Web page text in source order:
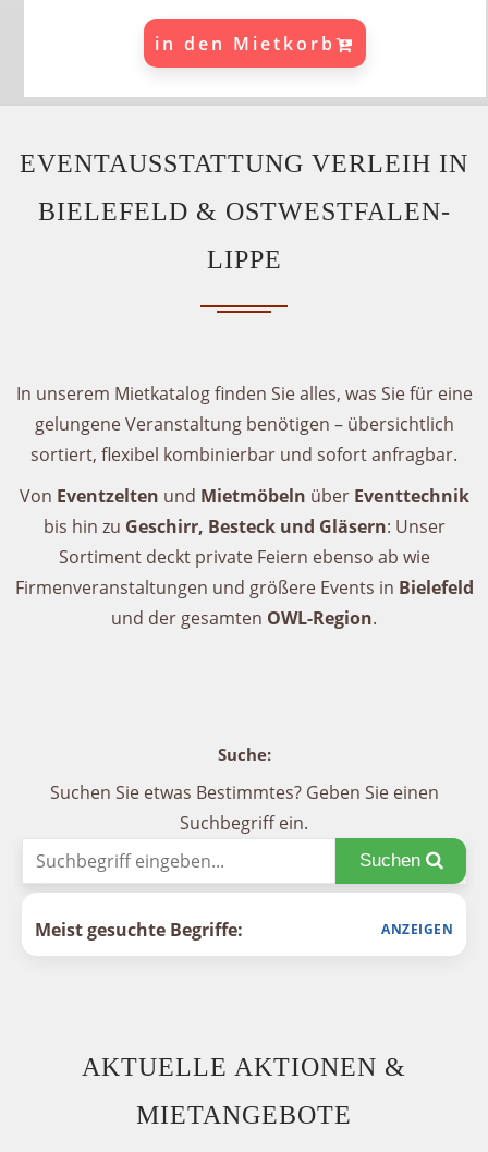
in den Mietkorb
EVENTAUSSTATTUNG VERLEIH IN
BIELEFELD & OSTWESTFALEN-
LIPPE
In unserem Mietkatalog finden Sie alles, was Sie für eine
gelungene Veranstaltung benötigen – übersichtlich
sortiert, flexibel kombinierbar und sofort anfragbar.
Von Eventzelten und Mietmöbeln über Eventtechnik
bis hin zu Geschirr, Besteck und Gläsern: Unser
Sortiment deckt private Feiern ebenso ab wie
Firmenveranstaltungen und größere Events in Bielefeld
und der gesamten OWL-Region.
Suche:
Suchen Sie etwas Bestimmtes? Geben Sie einen
Suchbegriff ein.
Suchen
Meist gesuchte Begriffe:
AKTUELLE AKTIONEN &
MIETANGEBOTE